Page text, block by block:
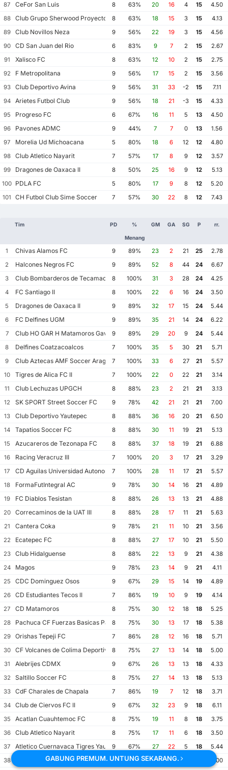
87
CeFor San Luis 8 63% 20 16 4 15
4.50
88
Club Grupo Sherwood Proyecto Mexico Soccer
8 63% 18 15 3 15
4.13
89
Club Novillos Neza 9 56% 22 19 3 15
4.56
90
CD San Juan del Rio 6 83% 9 7 2 15
2.67
91
Xalisco FC 8 63% 12 10 2 15
2.75
92
F Metropolitana 9 56% 17 15 2 15
3.56
93
Club Deportivo Avina 9 56% 31 33 -2 15
7.11
94
Arietes Futbol Club 9 56% 18 21 -3 15
4.33
95
Progreso FC 6 67% 16 11 5 13
4.50
96
Pavones ADMC 9 44% 7 7 0 13
1.56
97
Morelia Ud Michoacana 5 80% 18 6 12 12
4.80
98
Club Atletico Nayarit 7 57% 17 8 9 12
3.57
99
Dragones de Oaxaca II 8 50% 25 16 9 12
5.13
100 PDLA FC 5 80% 17 9 8 12
5.20
101
CH Futbol Club Sime Soccer 7 57% 30 22 8 12 7.43
Tim PD %
Menang
GM GA SG P rr.
1 Chivas Alamos FC 9 89% 23 2 21 25
2.78
2
Halcones Negros FC 9 89% 52 8 44 24
6.67
3
Club Bombarderos de Tecamac 8 100% 31 3 28 24
4.25
4
FC Santiago II 8 100% 22 6 16 24
3.50
5
Dragones de Oaxaca II 9 89% 32 17 15 24
5.44
6
FC Delfines UGM 9 89% 35 21 14 24
6.22
7
Club HO GAR H Matamoros Gavilanes FC Matamoros II
9 89% 29 20 9 24
5.44
8
Delfines Coatzacoalcos 7 100% 35 5 30 21
5.71
9
Club Aztecas AMF Soccer Aragon7 100% 33 6 27 21
5.57
10
Tigres de Alica FC II 7 100% 22 0 22 21
3.14
11
Club Lechuzas UPGCH 8 88% 23 2 21 21
3.13
12
SK SPORT Street Soccer FC 9 78% 42 21 21 21
7.00
13
Club Deportivo Yautepec 8 88% 36 16 20 21
6.50
14
Tapatios Soccer FC 8 88% 30 11 19 21
5.13
15
Azucareros de Tezonapa FC 8 88% 37 18 19 21
6.88
16
Racing Veracruz III 7 100% 20 3 17 21
3.29
17
CD Aguilas Universidad Autonoma de Guerrero
7 100% 28 11 17 21
5.57
18
FormaFutIntegral AC 9 78% 30 14 16 21
4.89
19
FC Diablos Tesistan 8 88% 26 13 13 21
4.88
20
Correcaminos de la UAT III 8 88% 28 17 11 21
5.63
21
Cantera Coka 9 78% 21 11 10 21
3.56
22
Ecatepec FC 8 88% 27 17 10 21
5.50
23
Club Hidalguense 8 88% 22 13 9 21
4.38
24
Magos 9 78% 23 14 9 21
4.11
25
CDC Dominguez Osos 9 67% 29 15 14 19
4.89
26
CD Estudiantes Tecos II 7 86% 19 10 9 19
4.14
27
CD Matamoros 8 75% 30 12 18 18
5.25
28
Pachuca CF Fuerzas Basicas Pachuca CF III
8 75% 30 13 17 18
5.38
29
Orishas Tepeji FC 7 86% 28 12 16 18
5.71
30
CF Volcanes de Colima Deportivo Tala
8 75% 27 13 14 18
5.00
31
Alebrijes CDMX 9 67% 26 13 13 18
4.33
32
Saltillo Soccer FC 8 75% 27 14 13 18
5.13
33
CdF Charales de Chapala 7 86% 19 7 12 18
3.71
34
Club de Ciervos FC II 9 67% 32 23 9 18
6.11
35
Acatlan Cuauhtemoc FC 8 75% 19 11 8 18
3.75
36
Club Atletico Nayarit 8 75% 17 11 6 18
3.50
37
Atletico Cuernavaca Tigres Yautepec
9 67% 27 22 5 18
5.44
38
8 75% 26 22 6.00
GABUNG PREMUM. UNTUNG SEKARANG.